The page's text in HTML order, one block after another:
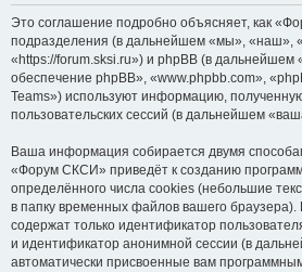
Это соглашение подробно объясняет, как
подразделения (в дальнейшем «мы», «наш»,
«https://forum.sksi.ru») и phpBB (в дальнейшем
обеспечение phpBB», «www.phpbb.com»,
Teams») используют информацию,
пользовательских сессий (в дальнейшем
Ваша информация собирается двумя
«Форум СКСИ» приведёт к созданию
определённого числа cookies (небольшие
в папку временных файлов вашего
содержат только идентификатор
и идентификатор анонимной сессии (в
автоматически присвоенные вам